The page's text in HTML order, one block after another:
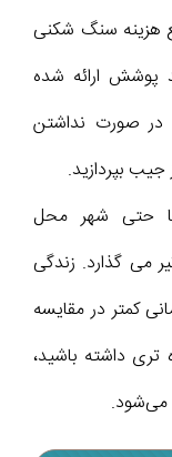
هزینه سنگ شکنی
پوشش ارائه شده
در صورت نداشتن
بپردازید.
حتی شهر محل
می گذارد. زندگی
کمتر در مقایسه
داشته باشید،
می‌شود.